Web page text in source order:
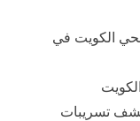
الكويت في
تسريبات